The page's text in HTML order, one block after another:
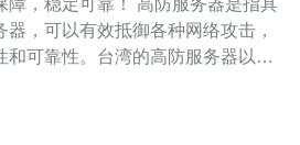
靠！ 高防服务器是指具
，可以有效抵御各种网络攻击，
和可靠性。台湾的高防服务器以其
拥有先进的防火墙、入侵检测系